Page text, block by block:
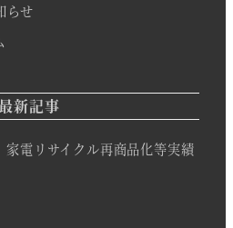
らせ
新記事
電リサイクル再商品化等実績